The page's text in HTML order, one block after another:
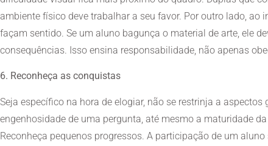
ambiente físico deve trabalhar a seu favor. Por outro lado, ao
façam sentido. Se um aluno bagunça o material de arte, ele
consequências. Isso ensina responsabilidade, não apenas
6. Reconheça as conquistas
Seja específico na hora de elogiar, não se restrinja a
engenhosidade de uma pergunta, até mesmo a maturidade
Reconheça pequenos progressos. A participação de um